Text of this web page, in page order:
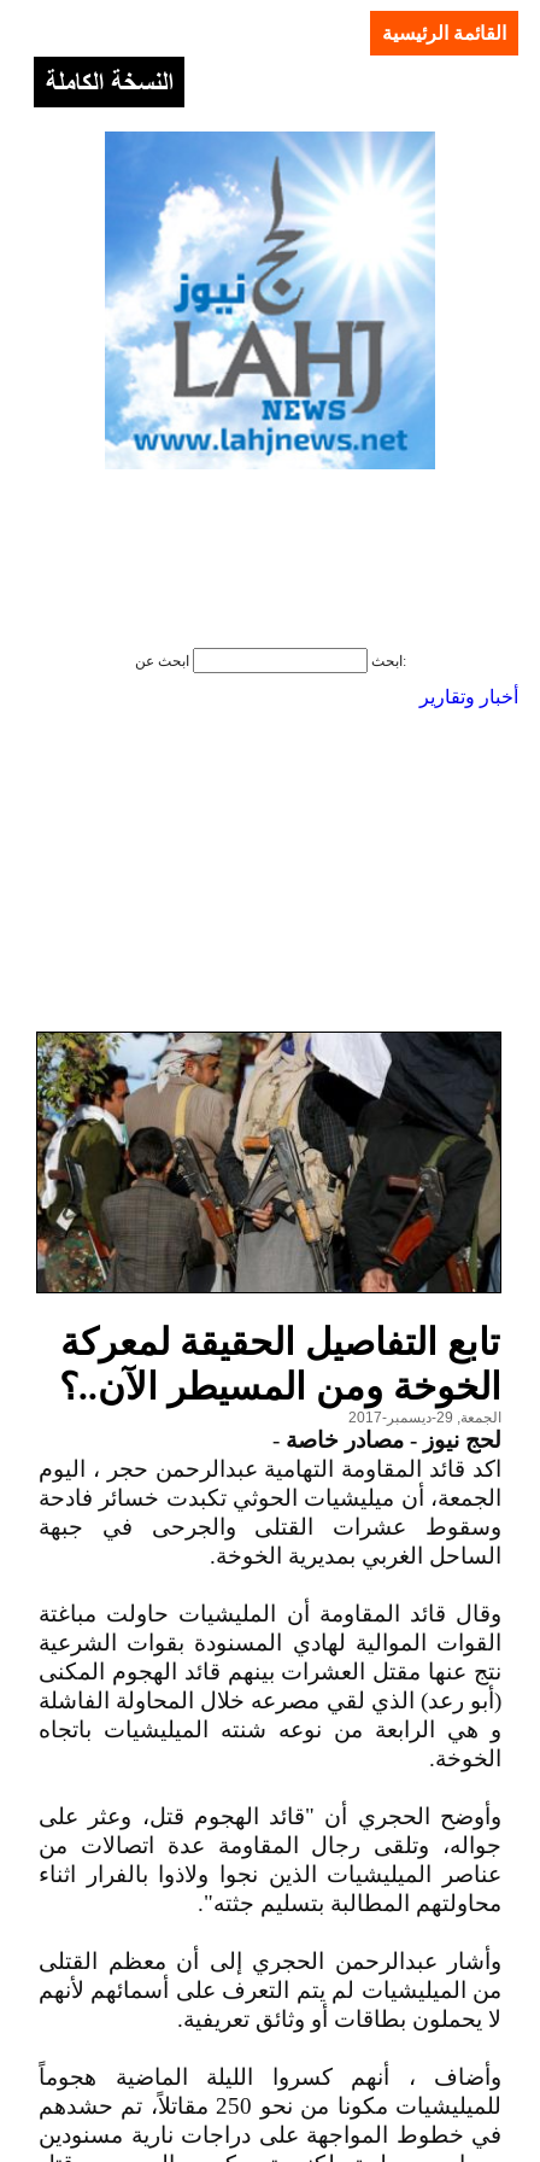
القائمة الرئيسية
ابحث ابحث عن:
أخبار وتقارير
تابع التفاصيل الحقيقة لمعركة
الخوخة ومن المسيطر الآن..؟
الجمعة, 29-ديسمبر-2017
لحج نيوز - مصادر خاصة -
اكد قائد المقاومة التهامية عبدالرحمن حجر ، اليوم
الجمعة، أن ميليشيات الحوثي تكبدت خسائر فادحة
وسقوط عشرات القتلى والجرحى في جبهة
الساحل الغربي بمديرية الخوخة.
وقال قائد المقاومة أن المليشيات حاولت مباغتة
القوات الموالية لهادي المسنودة بقوات الشرعية
نتج عنها مقتل العشرات بينهم قائد الهجوم المكنى
(أبو رعد) الذي لقي مصرعه خلال المحاولة الفاشلة
و هي الرابعة من نوعه شنته الميليشيات باتجاه
الخوخة.
وأوضح الحجري أن "قائد الهجوم قتل، وعثر على
جواله، وتلقى رجال المقاومة عدة اتصالات من
عناصر الميليشيات الذين نجوا ولاذوا بالفرار اثناء
محاولتهم المطالبة بتسليم جثته".
وأشار عبدالرحمن الحجري إلى أن معظم القتلى
من الميليشيات لم يتم التعرف على أسمائهم لأنهم
لا يحملون بطاقات أو وثائق تعريفية.
وأضاف ، أنهم كسروا الليلة الماضية هجوماً
للميليشيات مكونا من نحو 250 مقاتلاً، تم حشدهم
في خطوط المواجهة على دراجات نارية مسنودين